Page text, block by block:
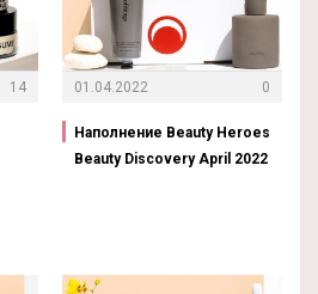
14 01.04.2022 0
Наполнение Beauty Heroes
Beauty Discovery April 2022